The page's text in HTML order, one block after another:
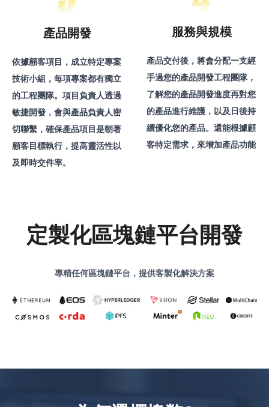
產品開發
依據顧客項目，成立特定專案
技術小組，每項專案都有獨立
的工程團隊。項目負責人透過
敏捷開發，會與產品負責人密
切聯繫，確保產品項目是朝著
顧客目標執行，提高靈活性以
及即時交件率。
服務與規模
產品交付後，將會分配一支經
手過您的產品開發工程團隊，
了解您的產品開發進度再對您
的產品進行維護，以及日後持
續優化您的產品。還能根據顧
客特定需求，來增加產品功能
定製化區塊鏈平台開發
專精任何區塊鏈平台，提供客製化解決方案